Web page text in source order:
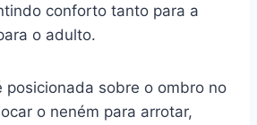
conforto tanto para a
o adulto.
posicionada sobre o ombro no
o neném para arrotar,